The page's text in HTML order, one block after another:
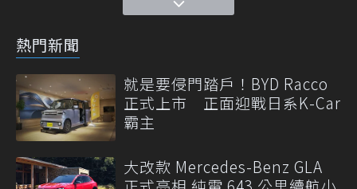
熱門新聞
就是要侵門踏戶！BYD Racco
正式上市 正面迎戰日系K-Car
霸主
大改款 Mercedes-Benz GLA